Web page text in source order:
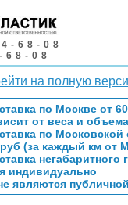
68-08
68-08
на полную
по Москве от
от веса и
по Московской
(за каждый км от
негабаритного
индивидуально
являются